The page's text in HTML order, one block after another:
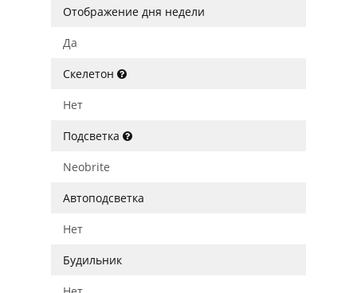
Отображение дня недели
Да
Скелетон
Нет
Подсветка
Neobrite
Автоподсветка
Нет
Будильник